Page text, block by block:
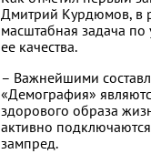
Дмитрий Курдюмов, в
масштабная задача
ее качества.
– Важнейшими
«Демография»
здорового образа
активно
зампред.